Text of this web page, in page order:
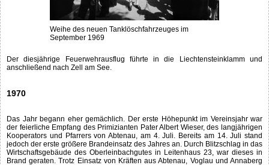
Weihe des neuen Tanklöschfahrzeuges im
September 1969
Der diesjährige Feuerwehrausflug führte in die Liechtensteinklamm und
anschließend nach Zell am See.
1970
Das Jahr begann eher gemächlich. Der erste Höhepunkt im Vereinsjahr war
der feierliche Empfang des Primizianten Pater Albert Wieser, des langjährigen
Kooperators und Pfarrers von Abtenau, am 4. Juli. Bereits am 14. Juli stand
jedoch der erste größere Brandeinsatz des Jahres an. Durch Blitzschlag in das
Wirtschaftsgebäude des Oberleinbachgutes in Leitenhaus 23, war dieses in
Brand geraten. Trotz Einsatz von Kräften aus Abtenau, Voglau und Annaberg